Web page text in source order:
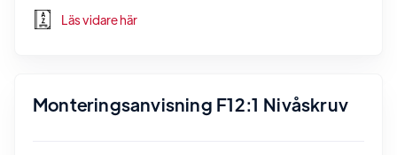
Läs vidare här
Monteringsanvisning F12:1 Nivåskruv